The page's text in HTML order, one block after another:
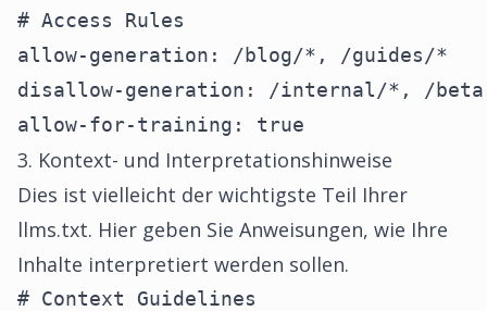
# Access Rules
allow-generation: /blog/*, /guides/*
disallow-generation: /internal/*, /
allow-for-training: true
3. Kontext- und Interpretationshinweise
Dies ist vielleicht der wichtigste Teil Ihrer
llms.txt. Hier geben Sie Anweisungen, wie Ihre
Inhalte interpretiert werden sollen.
# Context Guidelines